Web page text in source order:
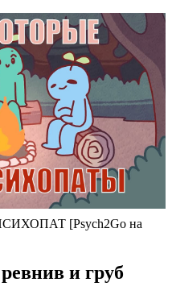
[Psych2Go на
и груб